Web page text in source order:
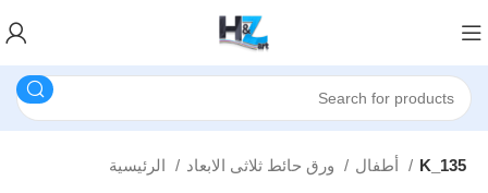
K_135